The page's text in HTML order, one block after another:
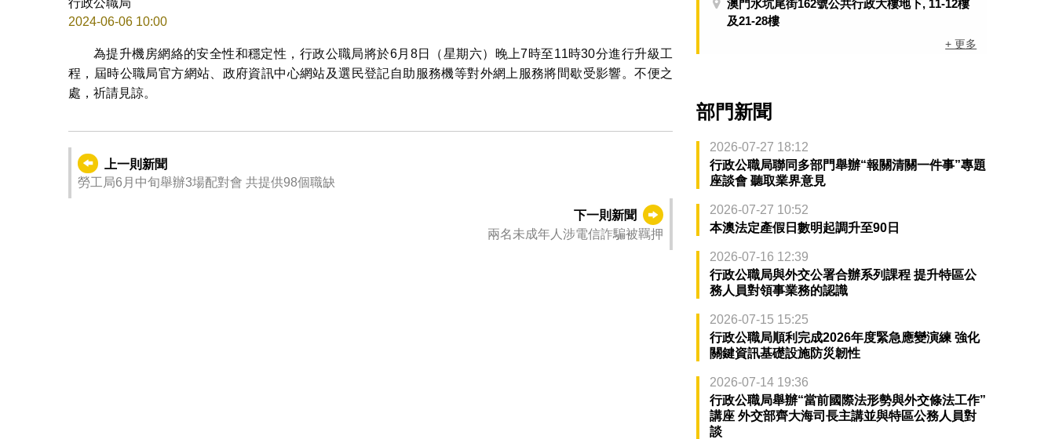
2024-06-06 10:00
為提升機房網絡的安全性和穩定性，行政公職局將於6月8日（星期六）晚上7時至11時30分進行升級工
程，屆時公職局官方網站、政府資訊中心網站及選民登記自助服務機等對外網上服務將間歇受影響。不便之
處，祈請見諒。
上一則新聞
勞工局6月中旬舉辦3場配對會 共提供98個職缺
下一則新聞
兩名未成年人涉電信詐騙被羈押
澳門水坑尾街162號公共行政大樓地下, 11-12樓
及21-28樓
+ 更多
部門新聞
2026-07-27 18:12
行政公職局聯同多部門舉辦“報關清關一件事”專題
座談會 聽取業界意見
2026-07-27 10:52
本澳法定產假日數明起調升至90日
2026-07-16 12:39
行政公職局與外交公署合辦系列課程 提升特區公
務人員對領事業務的認識
2026-07-15 15:25
行政公職局順利完成2026年度緊急應變演練 強化
關鍵資訊基礎設施防災韌性
2026-07-14 19:36
行政公職局舉辦“當前國際法形勢與外交條法工作”
講座 外交部齊大海司長主講並與特區公務人員對
談